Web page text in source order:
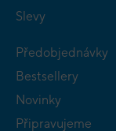
Slevy
Předobjednávky
Bestsellery
Novinky
Připravujeme